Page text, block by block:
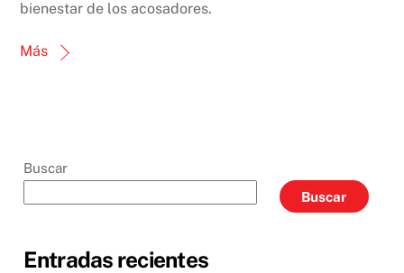
bienestar de los acosadores.
Más
Buscar
Buscar
Entradas recientes